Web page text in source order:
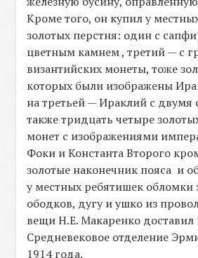
Кроме того, он купил у
золотых перстня: один с
цветным камнем , третий — с
византийских монеты, тоже
которых были изображены
на третьей — Ираклий с двумя
также тридцать четыре
монет с изображениями
Фоки и Константа Второго
золотые наконечник пояса и
у местных ребятишек обломки
ободков, дугу и ушко из
вещи Н.Е. Макаренко доставил
Средневековое отделение
1914 года.